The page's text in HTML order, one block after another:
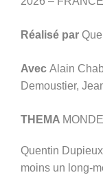
Réalisé par
Avec Alain
Demoustier,
THEMA
Quentin
moins un long-